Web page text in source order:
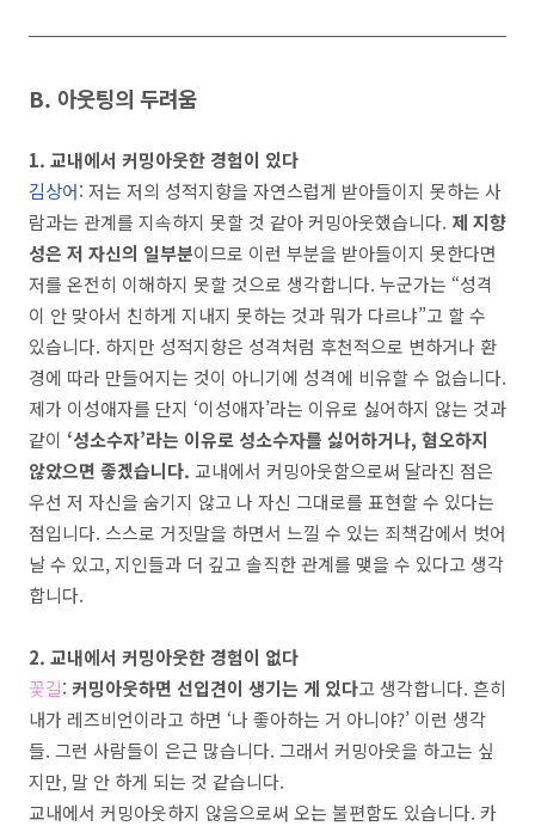
B. 아웃팅의 두려움
1. 교내에서 커밍아웃한 경험이 있다
김상어: 저는 저의 성적지향을 자연스럽게 받아들이지 못하는 사
람과는 관계를 지속하지 못할 것 같아 커밍아웃했습니다. 제 지향
성은 저 자신의 일부분이므로 이런 부분을 받아들이지 못한다면
저를 온전히 이해하지 못할 것으로 생각합니다. 누군가는 “성격
이 안 맞아서 친하게 지내지 못하는 것과 뭐가 다르냐”고 할 수
있습니다. 하지만 성적지향은 성격처럼 후천적으로 변하거나 환
경에 따라 만들어지는 것이 아니기에 성격에 비유할 수 없습니다.
제가 이성애자를 단지 ‘이성애자’라는 이유로 싫어하지 않는 것과
같이 ‘성소수자’라는 이유로 성소수자를 싫어하거나, 혐오하지
않았으면 좋겠습니다. 교내에서 커밍아웃함으로써 달라진 점은
우선 저 자신을 숨기지 않고 나 자신 그대로를 표현할 수 있다는
점입니다. 스스로 거짓말을 하면서 느낄 수 있는 죄책감에서 벗어
날 수 있고,지인들과 더 깊고 솔직한 관계를 맺을 수 있다고 생각
합니다.
2. 교내에서 커밍아웃한 경험이 없다
꽃길: 커밍아웃하면 선입견이 생기는 게 있다고 생각합니다. 흔히
내가 레즈비언이라고 하면 ‘나 좋아하는 거 아니야?’ 이런 생각
들. 그런 사람들이 은근 많습니다. 그래서 커밍아웃을 하고는 싶
지만, 말 안 하게 되는 것 같습니다.
교내에서 커밍아웃하지 않음으로써 오는 불편함도 있습니다. 카